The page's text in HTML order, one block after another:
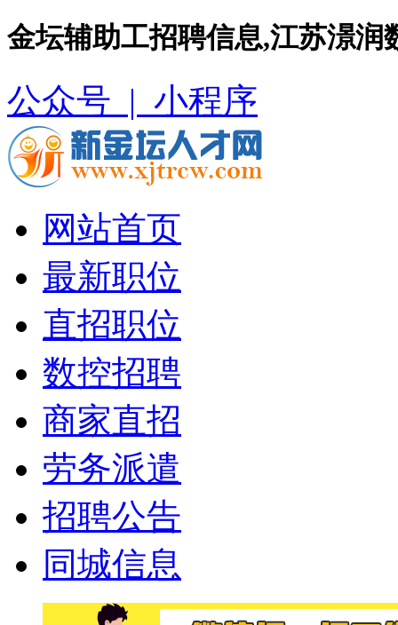
金坛辅助工招聘信息,江苏澋
公众号 | 小程序
网站首页
最新职位
直招职位
数控招聘
商家直招
劳务派遣
招聘公告
同城信息